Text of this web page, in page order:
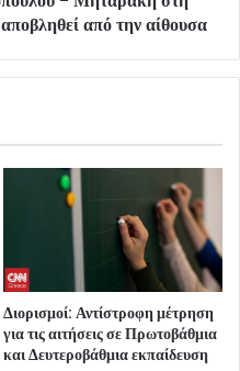
από την αίθουσα
Διορισμοί: Αντίστροφη μέτρηση
για τις αιτήσεις σε Πρωτοβάθμια
και Δευτεροβάθμια εκπαίδευση